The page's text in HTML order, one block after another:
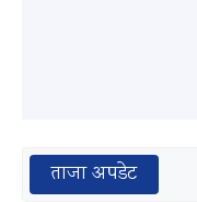
ताजा अपडेट